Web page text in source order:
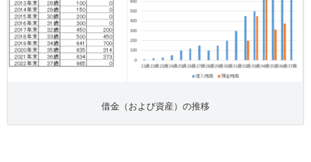
借金（および資産）の推移